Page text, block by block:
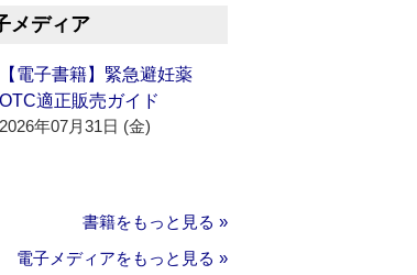
メディア
【電子書籍】緊急避妊薬
OTC適正販売ガイド
2026年07月31日 (金)
書籍をもっと見る »
電子メディアをもっと見る »